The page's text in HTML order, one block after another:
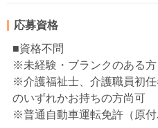
応募資格
■資格不問
※未経験・ブランクのある
※介護福祉士、介護職員初
のいずれかお持ちの方尚可
※普通自動車運転免許（原